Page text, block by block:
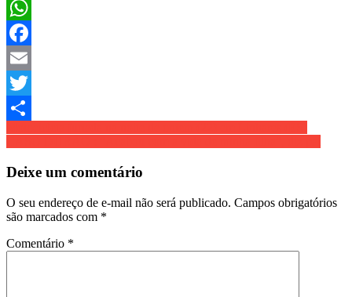
WhatsApp
Facebook
Email
Twitter
Share
Navegação
de
Post
Deixe um comentário
O seu endereço de e-mail não será publicado. Campos obrigatórios
são marcados com *
Comentário *